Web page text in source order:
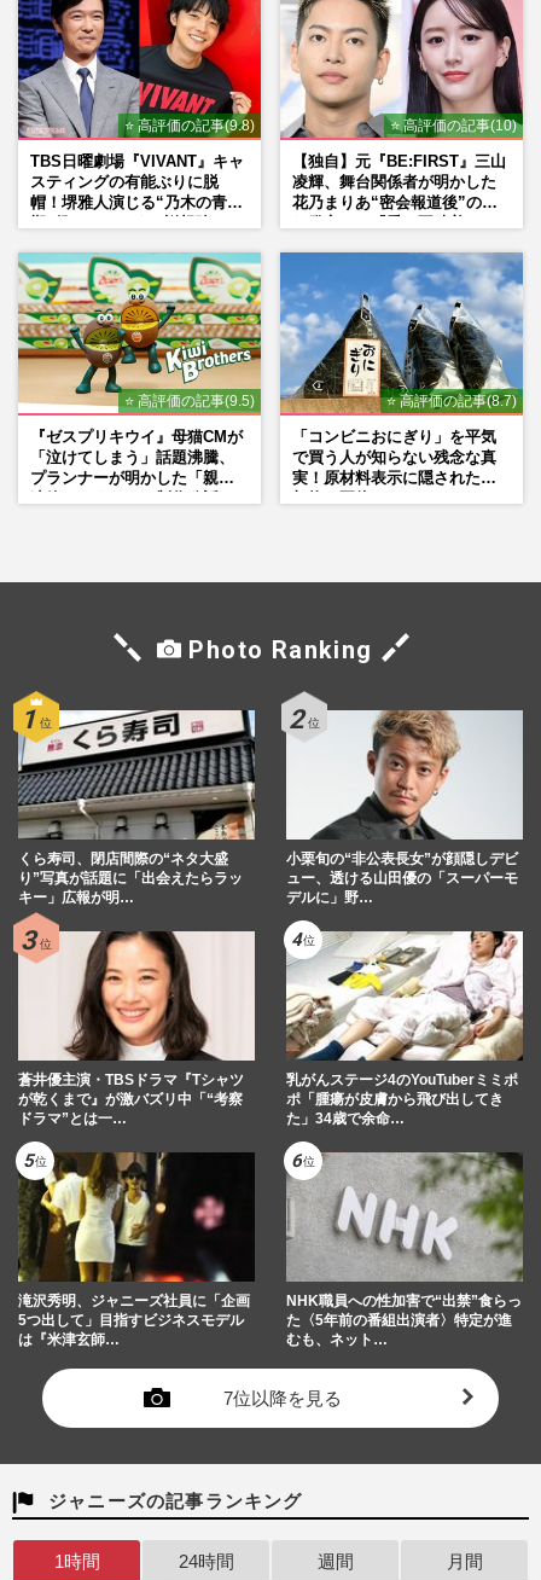
⭐ 高評価の記事(9.8)
TBS日曜劇場『VIVANT』キャ
スティングの有能ぶりに脱
帽！堺雅人演じる“乃木の青年
マン長男・櫻井海音だった
⭐ 高評価の記事(10)
【独自】元『BE:FIRST』三山
凌輝、舞台関係者が明かした
花乃まりあ“密会報道後”の呆
⭐ 高評価の記事(9.5)
『ゼスプリキウイ』母猫CMが
「泣けてしまう」話題沸騰、
プランナーが明かした「親に
⭐ 高評価の記事(8.7)
「コンビニおにぎり」を平気
で買う人が知らない残念な真
実！原材料表示に隠された添
Photo Ranking
くら寿司、閉店間際の“ネタ大盛
り”写真が話題に「出会えたらラッ
キー」広報が明…
小栗旬の“非公表長女”が顔隠しデビ
ュー、透ける山田優の「スーパーモ
デルに」野…
蒼井優主演・TBSドラマ『Tシャツ
が乾くまで』が激バズリ中「“考察
ドラマ”とは一…
乳がんステージ4のYouTuberミミポ
ポ「腫瘍が皮膚から飛び出してき
た」34歳で余命…
滝沢秀明、ジャニーズ社員に「企画
5つ出して」目指すビジネスモデル
は『米津玄師…
NHK職員への性加害で“出禁”食らっ
た〈5年前の番組出演者〉特定が進
むも、ネット…
7位以降を見る
ジャニーズの記事ランキング
1時間 24時間 週間 月間